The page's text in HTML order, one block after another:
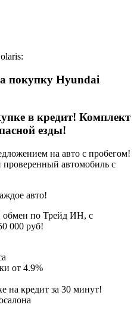
:
покупку Hyundai
в кредит! Комплект
езды!
на авто с пробегом!
автомобиль с
авто!
обмен по Трейд ИН, с
000 руб!
от 4.9%
на кредит за 30 минут!